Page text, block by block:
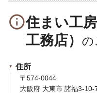
info_outline住まい工
工務店）
住所
〒574-0044
大阪府 大東市 諸福3-10-